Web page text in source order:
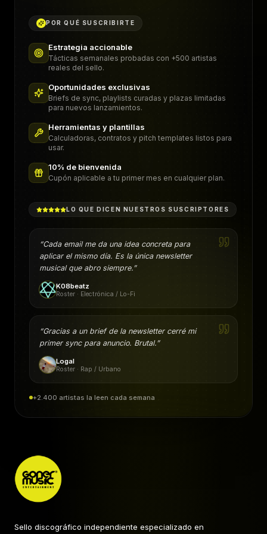
POR QUÉ SUSCRIBIRTE
Estrategia accionable
Tácticas semanales probadas con +500 artistas
reales del sello.
Oportunidades exclusivas
Briefs de sync, playlists curadas y plazas limitadas
para nuevos lanzamientos.
Herramientas y plantillas
Calculadoras, contratos y pitch templates listos para
usar.
10% de bienvenida
Cupón aplicable a tu primer mes en cualquier plan.
LO QUE DICEN NUESTROS SUSCRIPTORES
“Cada email me da una idea concreta para
aplicar el mismo día. Es la única newsletter
musical que abro siempre.”
K08beatz
Roster · Electrónica / Lo-Fi
“Gracias a un brief de la newsletter cerré mi
primer sync para anuncio. Brutal.”
Logal
Roster · Rap / Urbano
+2.400 artistas la leen cada semana
Sello discográfico independiente especializado en